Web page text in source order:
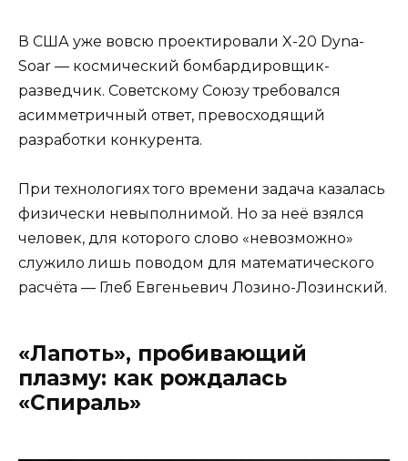
В США уже вовсю проектировали X-20 Dyna-
Soar — космический бомбардировщик-
разведчик. Советскому Союзу требовался
асимметричный ответ, превосходящий
разработки конкурента.
При технологиях того времени задача казалась
физически невыполнимой. Но за неё взялся
человек, для которого слово «невозможно»
служило лишь поводом для математического
расчёта — Глеб Евгеньевич Лозино-Лозинский.
«Лапоть», пробивающий
плазму: как рождалась
«Спираль»